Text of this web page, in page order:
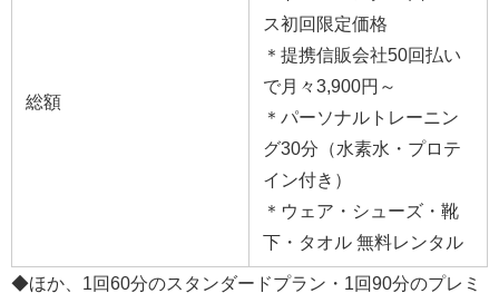
総額
ス初回限定価格
＊提携信販会社50回払い
で月々3,900円～
＊パーソナルトレーニン
グ30分（水素水・プロテ
イン付き）
＊ウェア・シューズ・靴
下・タオル 無料レンタル
◆ほか、1回60分のスタンダードプラン・1回90分のプレミ